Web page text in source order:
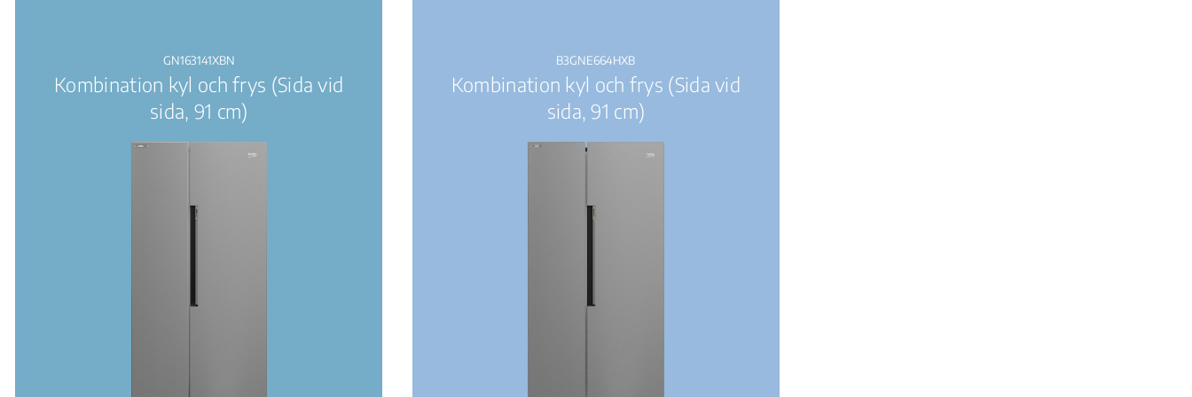
GN163141XBN
Kombination kyl och frys (Sida vid
sida, 91 cm)
B3GNE664HXB
Kombination kyl och frys (Sida vid
sida, 91 cm)